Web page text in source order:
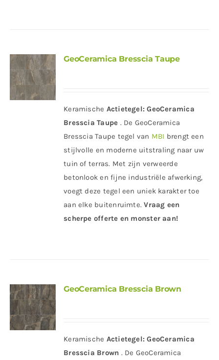
GeoCeramica Bresscia Taupe
Keramische Actietegel: GeoCeramica
Bresscia Taupe . De GeoCeramica
Bresscia Taupe tegel van MBI brengt een
stijlvolle en moderne uitstraling naar uw
tuin of terras. Met zijn verweerde
betonlook en fijne industriële afwerking,
voegt deze tegel een uniek karakter toe
aan elke buitenruimte.Vraag een
scherpe offerte en monster aan!
GeoCeramica Bresscia Brown
Keramische Actietegel: GeoCeramica
Bresscia Brown . De GeoCeramica